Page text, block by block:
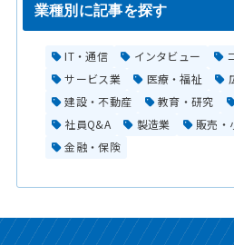
業種別に記事を探す
IT・通信 インタビュー
サービス業
医療・福祉
建設・不動産
教育・研究
社員Q&A
製造業 販売・
金融・保険